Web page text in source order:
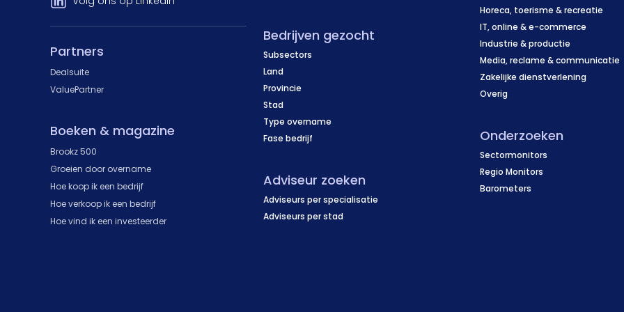
Bedrijven gezocht
Subsectors
Land
Provincie
Stad
Type overname
Fase bedrijf
Adviseur zoeken
Adviseurs per specialisatie
Adviseurs per stad
Horeca, toerisme & recreatie
IT, online & e-commerce
Industrie & productie
Media, reclame & communicatie
Zakelijke dienstverlening
Overig
Onderzoeken
Sectormonitors
Regio Monitors
Barometers
Partners
Dealsuite
ValuePartner
Boeken & magazine
Brookz 500
Groeien door overname
Hoe koop ik een bedrijf
Hoe verkoop ik een bedrijf
Hoe vind ik een investeerder